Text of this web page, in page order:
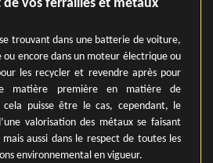
de vos ferrailles et métaux
trouvant dans une batterie de voiture,
ou encore dans un moteur électrique ou
les recycler et revendre après pour
matière première en matière de
cela puisse être le cas, cependant, le
valorisation des métaux se faisant
aussi dans le respect de toutes les
environnemental en vigueur.